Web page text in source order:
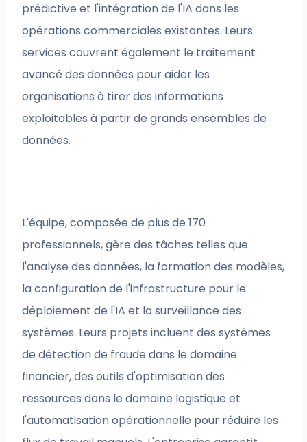
prédictive et l'intégration de l'IA dans les
opérations commerciales existantes. Leurs
services couvrent également le traitement
avancé des données pour aider les
organisations à tirer des informations
exploitables à partir de grands ensembles de
données.
L'équipe, composée de plus de 170
professionnels, gère des tâches telles que
l'analyse des données, la formation des modèles,
la configuration de l'infrastructure pour le
déploiement de l'IA et la surveillance des
systèmes. Leurs projets incluent des systèmes
de détection de fraude dans le domaine
financier, des outils d'optimisation des
ressources dans le domaine logistique et
l'automatisation opérationnelle pour réduire les